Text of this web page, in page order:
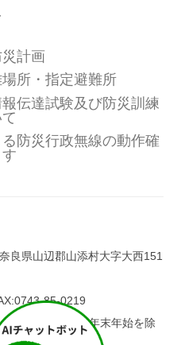
計画
所・指定避難所
伝達試験及び防災訓練
防災行政無線の動作確
良県山辺郡山添村大字大西151
85-0219
土・日・祝日、年末年始を除